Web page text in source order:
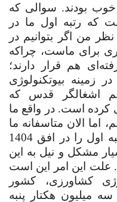
بودند. سوالی که
که رتبه اول ما در
من اگر بتوانیم در
برای ماست، چراکه
هم قرار دارند؛
زمینه بیوتکنولوژی
اشغالگر قدس که
کرده است. در واقع ما
اما الان متاسفانه ما
حتی در منطقه امکان اینکه رتبه اول را در افق 1404
مشکل و نیل به این
علت این امر این است
کشاورزی، کشور
میلیون هکتار پنبه